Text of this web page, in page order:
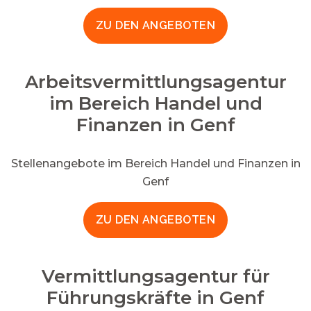
ZU DEN ANGEBOTEN
Arbeitsvermittlungsagentur
im Bereich Handel und
Finanzen in Genf
Stellenangebote im Bereich Handel und Finanzen in
Genf
ZU DEN ANGEBOTEN
Vermittlungsagentur für
Führungskräfte in Genf